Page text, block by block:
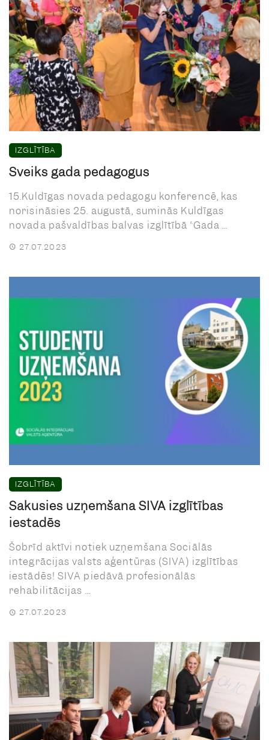
IZGLĪTĪBA
Sveiks gada pedagogus
15.Kuldīgas novada pedagogu konferencē, kas
norisināsies 25. augustā, suminās Kuldīgas
novada pašvaldības balvas izglītībā “Gada ...
27.07.2023
IZGLĪTĪBA
Sākusies uzņemšana SIVA izglītības
iestādēs
Šobrīd aktīvi notiek uzņemšana Sociālās
integrācijas valsts aģentūras (SIVA) izglītības
iestādēs! SIVA piedāvā profesionālās
rehabilitācijas ...
27.07.2023